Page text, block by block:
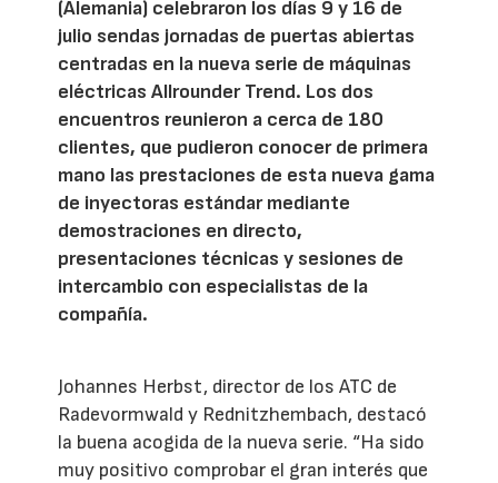
(Alemania) celebraron los días 9 y 16 de
julio sendas jornadas de puertas abiertas
centradas en la nueva serie de máquinas
eléctricas Allrounder Trend. Los dos
encuentros reunieron a cerca de 180
clientes, que pudieron conocer de primera
mano las prestaciones de esta nueva gama
de inyectoras estándar mediante
demostraciones en directo,
presentaciones técnicas y sesiones de
intercambio con especialistas de la
compañía.
Johannes Herbst, director de los ATC de
Radevormwald y Rednitzhembach, destacó
la buena acogida de la nueva serie. “Ha sido
muy positivo comprobar el gran interés que